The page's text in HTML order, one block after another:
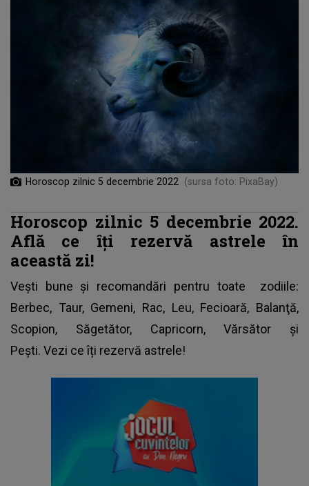
Horoscop zilnic 5 decembrie 2022 (sursa foto: PixaBay)
Horoscop zilnic 5 decembrie 2022.
Află ce îți rezervă astrele în
această zi!
Vești bune și recomandări pentru toate zodiile:
Berbec, Taur, Gemeni, Rac, Leu, Fecioară, Balanţă,
Scopion, Săgetător, Capricorn, Vărsător şi
Peşti. Vezi ce îți rezervă astrele!